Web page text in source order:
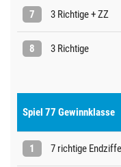
7 3 Richtige + ZZ
8 3 Richtige
Spiel 77 Gewinnklasse
1 7 richtige